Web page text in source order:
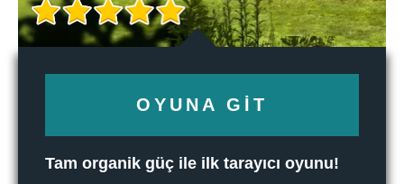
OYUNA GIT
Tam organik güç ile ilk tarayıcı oyunu!